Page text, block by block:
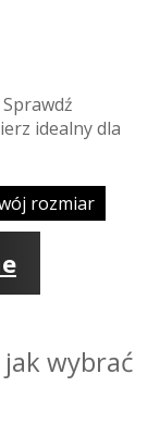
Sprawdź
idealny dla
rozmiar
wybrać